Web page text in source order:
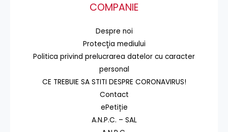
COMPANIE
Despre noi
Protecţia mediului
Politica privind prelucrarea datelor cu caracter
personal
CE TREBUIE SA STITI DESPRE CORONAVIRUS!
Contact
ePetiție
A.N.P.C. – SAL